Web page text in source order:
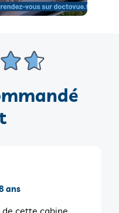
ans
cette cabine